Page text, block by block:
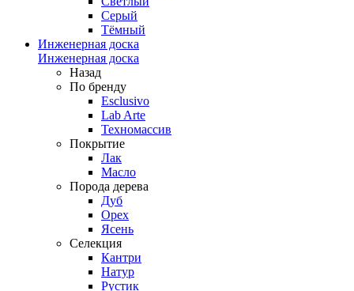
Серый
Тёмный
Инженерная доска
Инженерная доска
Назад
По бренду
Esclusivo
Lab Arte
Техномассив
Покрытие
Лак
Масло
Порода дерева
Дуб
Орех
Ясень
Селекция
Кантри
Натур
Рустик